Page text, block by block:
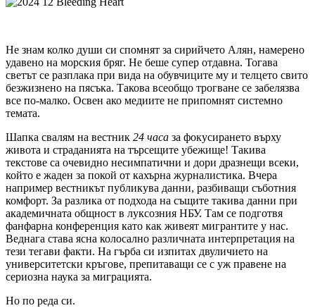
Не знам колко души си спомнят за сирийчето Алян, намерено
удавено на морския бряг. Не беше супер отдавна. Тогава
светът се разплака при вида на обувчиците му и телцето свито
безжизнено на пясъка. Такова всеобщо трогване се забелязва
все по-малко. Освен ако медиите не припомнят системно
темата.
Шапка свалям на вестник 24 часа за фокусирането върху
живота и страданията на търсещите убежище! Такива
текстове са очевидно несимпатични и дори дразнещи всеки,
който е жаден за покой от кахърна журналистика. Вчера
например вестникът публикува данни, разбиващи съботния
комфорт. За разлика от подхода на същите такива данни при
академичната общност в луксозния НБУ. Там се подготвя
фанфарна конференция като как живеят мигрантите у нас.
Веднага става ясна колосално различната интерпретация на
тези тегави факти. На гърба си изпитах двуличието на
университетски кръгове, препитаващи се с уж правене на
сериозна наука за миграцията.
Но по реда си.